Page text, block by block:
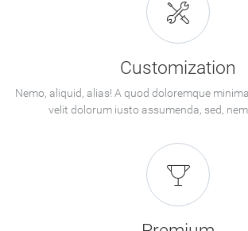
Customization
Nemo, aliquid, alias! A quod doloremque
velit dolorum iusto assumenda, sed,